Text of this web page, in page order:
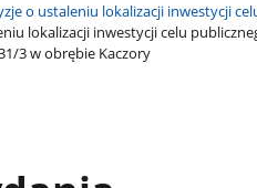
o ustaleniu lokalizacji inwestycji
lokalizacji inwestycji celu
3 w obrębie Kaczory